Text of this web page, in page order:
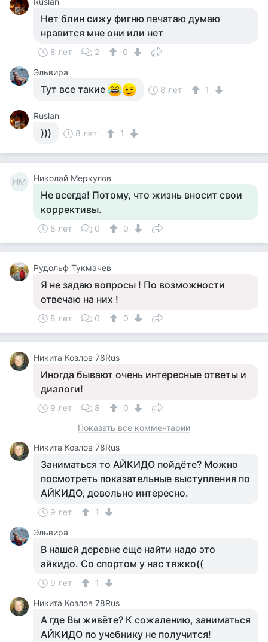
Нет блин сижу фигню печатаю думаю
нравится мне они или нет
8 лет 2
0
Эльвира
Тут все такие 8 лет 1
Ruslan
))) 8 лет 1
НМ Николай Меркулов
Не всегда! Потому, что жизнь вносит свои
коррективы.
8 лет 0 0
Рудольф Тукмачев
Я не задаю вопросы ! По возможности
отвечаю на них !
8 лет 0 0
Никита Козлов 78Rus
Иногда бывают очень интересные ответы и
диалоги!
9 лет 8
0
Показать все комментарии
Никита Козлов 78Rus
Заниматься то АЙКИДО пойдёте? Можно
посмотреть показательные выступления по
АЙКИДО, довольно интересно.
9 лет
1
Эльвира
В нашей деревне еще найти надо это
айкидо. Со спортом у нас тяжко((
9 лет
1
Никита Козлов 78Rus
А где Вы живёте? К сожалению, заниматься
АЙКИДО по учебнику не получится!